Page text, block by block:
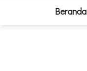
Beranda